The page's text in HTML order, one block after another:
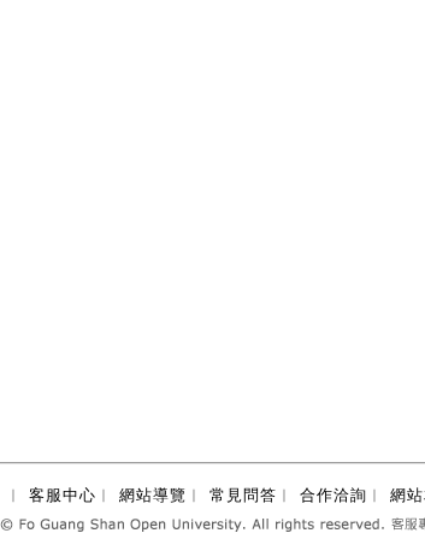
︱ 客服中心 ︱ 網站導覽 ︱ 常見問答 ︱ 合作洽詢 ︱ 網